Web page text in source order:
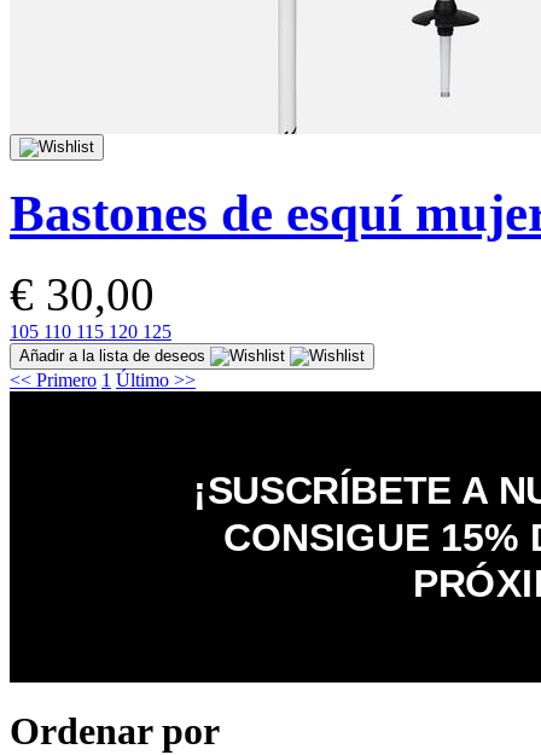
Bastones de esquí
€ 30,00
105 110 115 120 125
Añadir a la lista de deseos
<< Primero 1 Último >>
¡SUSCRÍBETE A
CONSIGUE 15%
Ordenar por